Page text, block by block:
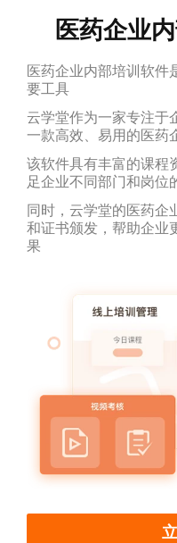
医药企业
医药企业内部培训软件
要工具
云学堂作为一家专注于
一款高效、易用的医药
该软件具有丰富的课程
足企业不同部门和岗位
同时，云学堂的医药企
和证书颁发，帮助企业
果